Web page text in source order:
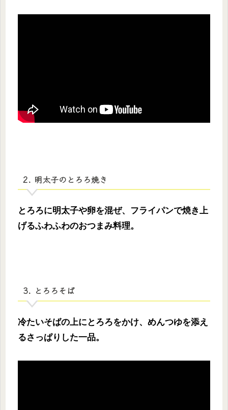
2. 明太子のとろろ焼き
とろろに明太子や卵を混ぜ、フライパンで焼き上
げるふわふわのおつまみ料理。
3. とろろそば
冷たいそばの上にとろろをかけ、めんつゆを添え
るさっぱりした一品。